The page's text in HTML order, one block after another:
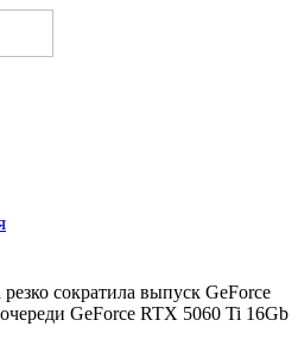
сократила выпуск GeForce
GeForce RTX 5060 Ti 16Gb